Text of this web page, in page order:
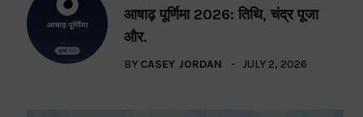
आषाढ़ पूर्णिमा 2026: तिथि, चंद्र पूजा
और.
BY CASEY JORDAN JULY 2, 2026